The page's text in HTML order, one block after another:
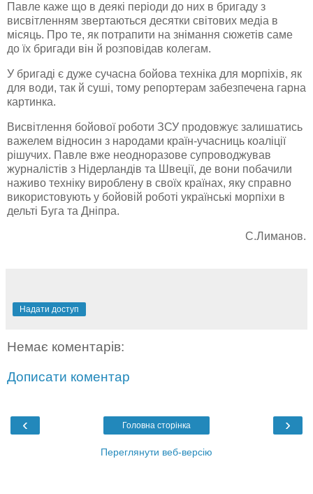
Павле каже що в деякі періоди до них в бригаду з
висвітленням звертаються десятки світових медіа в
місяць. Про те, як потрапити на знімання сюжетів саме
до їх бригади він й розповідав колегам.
У бригаді є дуже сучасна бойова техніка для морпіхів, як
для води, так й суші, тому репортерам забезпечена гарна
картинка.
Висвітлення бойової роботи ЗСУ продовжує залишатись
важелем відносин з народами країн-учасниць коаліції
рішучих. Павле вже неодноразове супроводжував
журналістів з Нідерландів та Швеції, де вони побачили
наживо техніку вироблену в своїх країнах, яку справно
використовують у бойовій роботі українські морпіхи в
дельті Буга та Дніпра.
С.Лиманов.
Надати доступ
Немає коментарів:
Дописати коментар
‹ ›
Головна сторінка
Переглянути веб-версію